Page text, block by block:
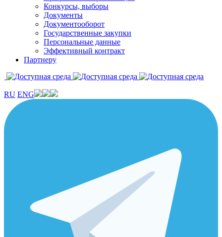
Конкурсы, выборы
Документы
Документооборот
Государственные закупки
Персональные данные
Эффективный контракт
Партнеру
RU ENG